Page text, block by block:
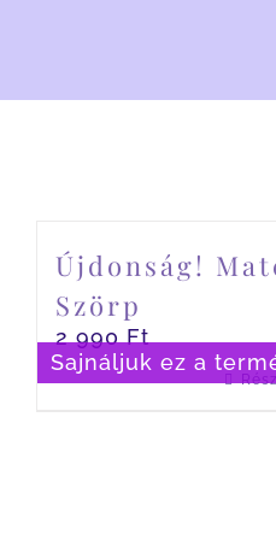
Sajnáljuk ez a
Újdonság!
Szörp
2 990Ft